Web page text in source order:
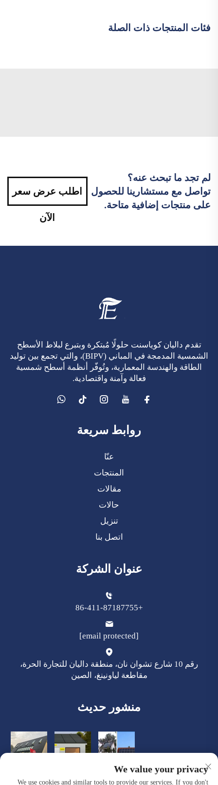
فئات المنتجات ذات الصلة
لم تجد ما تبحث عنه؟
تواصل مع مستشارينا للحصول
على منتجات إضافية متاحة.
اطلب عرض سعر
الآن
تقدم داليان كوياسنت حلولًا مُبتكرة وبتبرع لبلاط الأسطح
الشمسية المدمجة في المباني (BIPV)، والتي تجمع بين توليد
الطاقة والهندسة المعمارية، وتُوفّر أنظمة أسطح شمسية
فعالة وآمنة واقتصادية.
روابط سريعة
عنّا
المنتجات
مقالات
حالات
تنزيل
اتصل بنا
عنوان الشركة
+86-411-87187755
[email protected]
رقم 10 شارع تشوان نان، منطقة داليان للتجارة الحرة،
مقاطعة لياونينغ، الصين
منشور حديث
We value your privacy
We use cookies and similar tools to provide our services. If you don't